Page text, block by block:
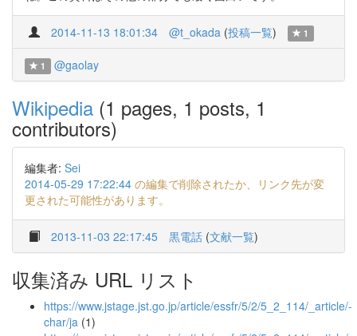
2014-11-13 18:01:34 @t_okada (投稿一覧) 1
1 @gaolay
Wikipedia (1 pages, 1 posts, 1
contributors)
編集者: Sei
2014-05-29 17:22:44 の編集で削除されたか、リンク先が変
更された可能性があります。
2013-11-03 22:17:45 黒電話 (文献一覧)
収集済み URL リスト
https://www.jstage.jst.go.jp/article/essfr/5/2/5_2_114/_article/-
char/ja (1)